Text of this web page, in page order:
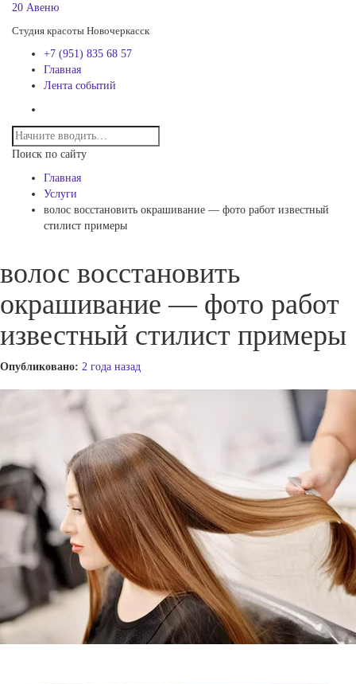
20 Авеню
Студия красоты Новочеркасск
+7 (951) 835 68 57
Главная
Лента событий
Поиск по сайту
Главная
Услуги
волос восстановить окрашивание — фото работ известный
стилист примеры
волос восстановить
окрашивание — фото работ
известный стилист примеры
Опубликовано: 2 года назад